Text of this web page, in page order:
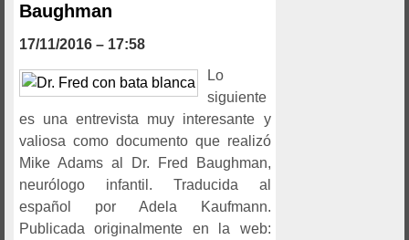
Baughman
17/11/2016 – 17:58
Lo
siguiente
es una entrevista muy interesante y
valiosa como documento que realizó
Mike Adams al Dr. Fred Baughman,
neurólogo infantil. Traducida al
español por Adela Kaufmann.
Publicada originalmente en la web: